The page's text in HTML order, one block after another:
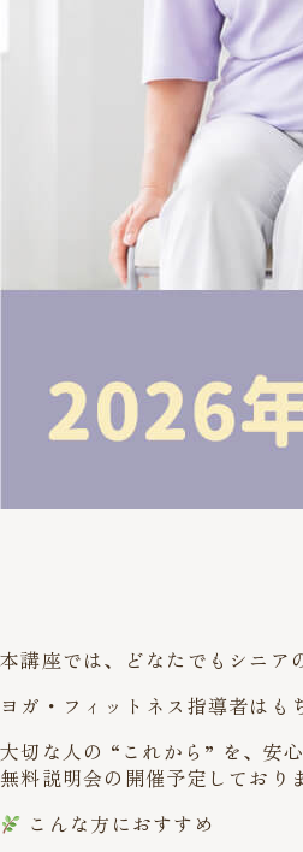
本講座では、どなたでもシニア
ヨガ・フィットネス指導者はも
大切な人の “これから” を、安
無料説明会の開催予定しており
こんな方におすすめ